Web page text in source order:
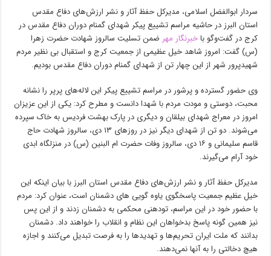
سردار ابوالفضل اسلامی، مدیرکل حفظ آثار و نشر ارزش‌های دفاع مقدس
استان البرز در حاشیه مراسم تشییع پیکر شهدای گمنام دوران دفاع مقدس در
کرج در گفت‌وگو باخبرنگار مهر ضمن تسلیت سالروز شهادت حضرت زهرا
(س)گفت: امروز شاهدخیلعظیمی از جمعیت کرج و استقبال بی نظیر مردم
شهیدپرور شهر از این چهار تن از شهدای گمنام دوران دفاع مقدس بودیم.
وی حضور گسترده و پرشور در مراسم تشییع پیکر این لاله‌های پرپر را نشانه
محبت، دوستی و مودت مردم با شهدا دانست و مطرح کرد: یکی از این عزیزان
امروز در معراج شهدای بیلقان و دیگری در پارک بهشت فردیس به خاک سپرده
می‌شوند. دو تن از شهدای دیگر نیز در روزهای ۱۳ دی، سالروز شهادت حاج
قاسم سلیمانی و ۱۶ دی، سالروز وفات حضرت
ام البنین (س)در منزلگاه ابدی
خود آرام می‌گیرند.
مدیرکل حفظ آثار و نشر ارزش‌های دفاع مقدس استان البرز با بیان اینکه این
خیلعظیم جمعیت پاسخگوییاوهگویی های دشمنان است، عنوان کرد: مردم
با حضور خود در این مراسم، تودهنی محکمی به دشمنان زدند و از این پس
نیز همین گونه پاسخ بدخواهان این نظام و انقلاب را خواهند داد. دشمنان
بدانند که ملت ایران تحریم‌ها و تهدیدها را به فرصت تبدیل می‌کنند و اجازه
هیچ دخالتی را به آنها نمی‌دهند.